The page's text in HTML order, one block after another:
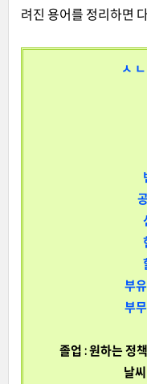
려진 용어를 정리하면
ㅅ
부
부
졸업 : 원하는 정
날